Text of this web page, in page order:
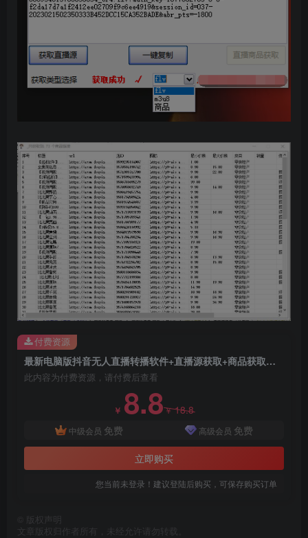
最新电脑版抖音无人直播转播软件+直播源获取+商品获取【全套软件+教程】
此内容为付费资源，请付费后查看
￥ 8.8￥18.8
中级会员 免费 高级会员 免费
立即购买
您当前未登录！建议登陆后购买，可保存购买订单
付费资源
版权声明
文章版权归作者所有，未经允许请勿转载。